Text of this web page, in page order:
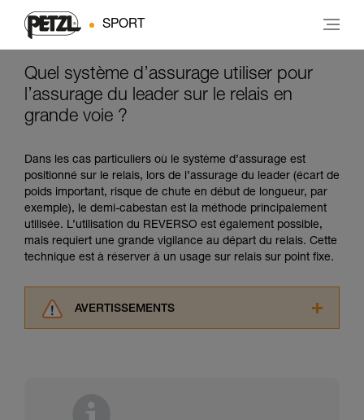
SPORT
Quel système d’assurage utiliser pour
l’assurage du leader sur le relais en
grande voie ?
Dans les cas particuliers où le système d’assurage est
positionné sur le relais, lors de l’assurage du leader (écart de
poids important, risque de chute en début de longueur, par
exemple), le demi-cabestan est la méthode principalement
utilisée. L’utilisation du REVERSO est également possible,
mais requiert une grande vigilance au départ du relais. Cette
technique est à réserver à un usage sur relais sur point fixe.
AVERTISSEMENTS
pouvoir comprendre ce complément